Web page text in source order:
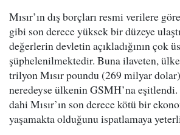
Mısır’ın dış borçları resmi verilere
gibi son derece yüksek bir düzeye
değerlerin devletin açıkladığının çok
şüphelenilmektedir. Buna ilaveten,
trilyon Mısır poundu (269 milyar
neredeyse ülkenin GSMH’na
dahi Mısır’ın son derece kötü bir
yaşamakta olduğunu ispatlamaya